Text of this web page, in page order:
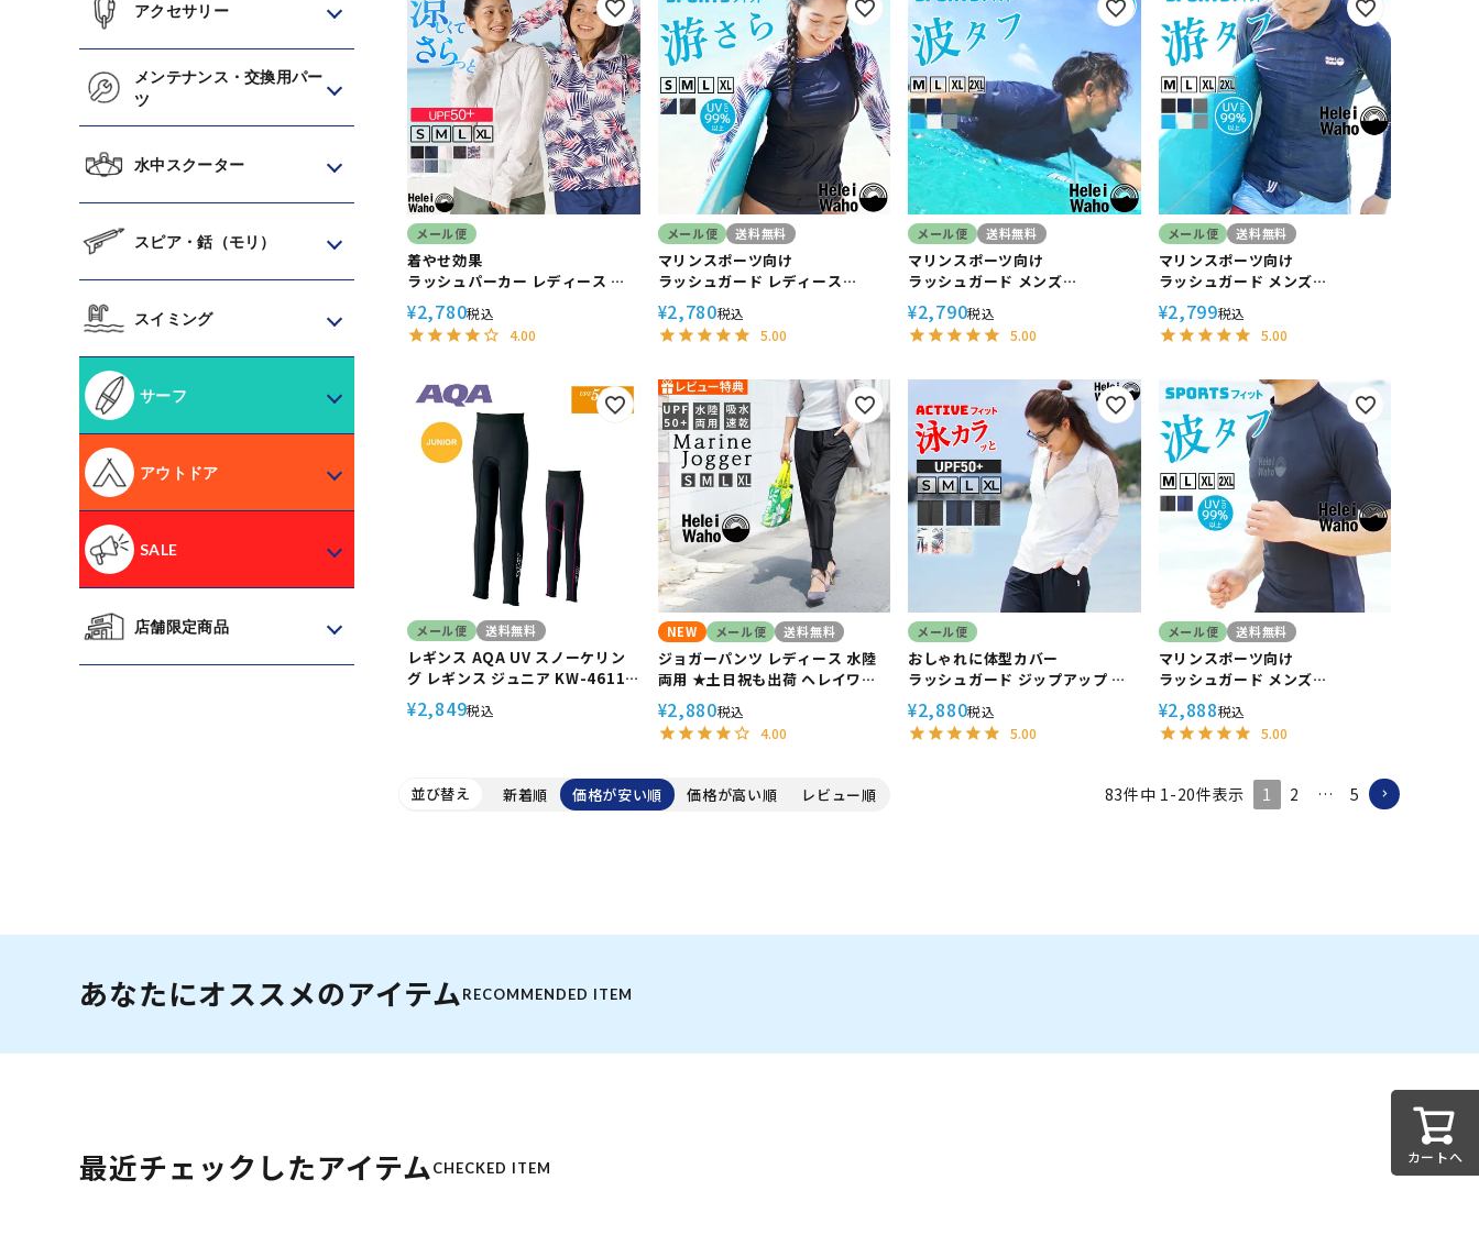
アクセサリー
メンテナンス・交換用パー
ツ
水中スクーター
スピア・銛（モリ）
スイミング
サーフ
アウトドア
SALE
店舗限定商品
メール便
着やせ効果
ラッシュパーカー レディース 長
袖 HeleiWaho ヘレイワホ
UPF50+ UVカット 体型カバー 日
焼け対策 接触冷感 プール 海
¥2,780税込
4.00
メール便 送料無料
マリンスポーツ向け
ラッシュガード レディース
HeleiWaho ヘレイワホ 長袖 プ
ルオーバー UPF50+ で UVカット
大きいサイズ 対応 サーフィン や
¥2,780税込
5.00
メール便 送料無料
マリンスポーツ向け
ラッシュガード メンズ
HeleiWaho ヘレイワホ 半袖
UPF50+ で UVカット 大きいサイ
ズ 対応 サーフィン や ウェットス
¥2,790税込
5.00
メール便 送料無料
マリンスポーツ向け
ラッシュガード メンズ
HeleiWaho ヘレイワホ 長袖
UPF50+ で UVカット 大きいサイ
ズ 対応 サーフィン や ウェットス
¥2,799税込
5.00
メール便 送料無料
レギンス AQA UV スノーケリン
グ レギンス ジュニア KW-4611
水着 子供用 日焼け防止 UPF50＋
¥2,849税込
NEW メール便 送料無料
ジョガーパンツ レディース 水陸
両用 ★土日祝も出荷 ヘレイワホ
ラッシュガード 大人 きれいめ ヨ
ガパンツ リラックス ルームパン
ツ かわいい 夏 海 プール 接触 冷
やすい
¥2,880税込
4.00
メール便
おしゃれに体型カバー
ラッシュガード ジップアップ レ
ディース フードなし HeleiWaho
ヘレイワホ UPF50+ UVカット 体
型カバー 日焼け対策 接触冷感 プ
¥2,880税込
5.00
メール便 送料無料
マリンスポーツ向け
ラッシュガード メンズ
HeleiWaho ヘレイワホ 半袖
UPF50+ で UVカット 大きいサイ
ズ 対応 サーフィン や ウェットス
¥2,888税込
5.00
並び替え 新着順 価格が安い順 価格が高い順 レビュー順 83件中 1-20件表示 1 2 … 5
あなたにオススメのアイテムRECOMMENDED ITEM
最近チェックしたアイテムCHECKED ITEM
カートへ